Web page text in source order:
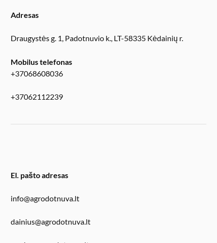
Adresas
Draugystės g. 1, Padotnuvio k., LT-58335 Kėdainių r.
Mobilus telefonas
+37068608036
+37062112239
El. pašto adresas
info@agrodotnuva.lt
dainius@agrodotnuva.lt